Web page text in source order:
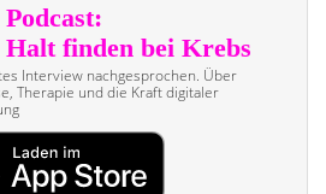
Interview nach­gesprochen. Über
Therapie und die Kraft digitaler